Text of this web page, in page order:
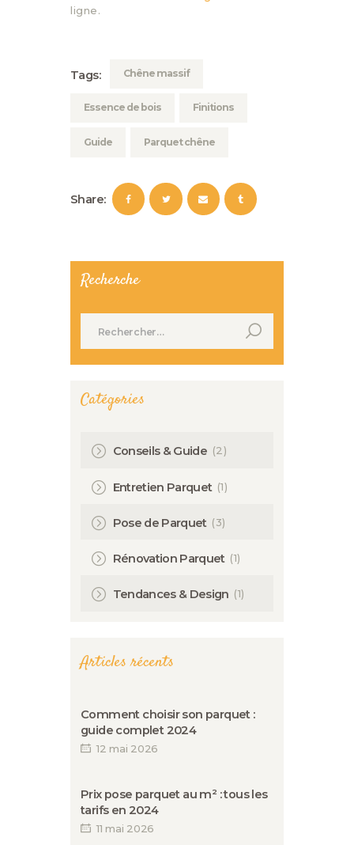
ligne.
Tags: Chêne massif
Essence de bois Finitions
Guide Parquet chêne
Share:
Recherche
Catégories
Conseils & Guide (2)
Entretien Parquet (1)
Pose de Parquet (3)
Rénovation Parquet (1)
Tendances & Design (1)
Articles récents
Comment choisir son parquet :
guide complet 2024
12 mai 2026
Prix pose parquet au m² : tous les
tarifs en 2024
11 mai 2026